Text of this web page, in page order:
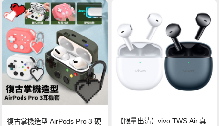
復古掌機造型 AirPods Pro 3 硬
【限量出清】vivo TWS Air 真